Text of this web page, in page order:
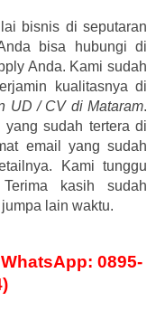
bisnis di seputaran
bisa hubungi di
Anda. Kami sudah
kualitasnya di
UD / CV di Mataram.
sudah tertera di
email yang sudah
Kami tunggu
kasih sudah
lain waktu.
0895-